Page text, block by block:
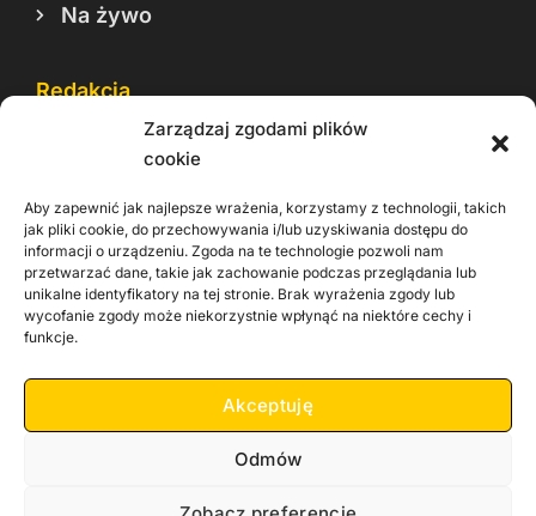
Zarządzaj zgodami plików
cookie
Aby zapewnić jak najlepsze wrażenia, korzystamy z technologii, takich
jak pliki cookie, do przechowywania i/lub uzyskiwania dostępu do
informacji o urządzeniu. Zgoda na te technologie pozwoli nam
przetwarzać dane, takie jak zachowanie podczas przeglądania lub
unikalne identyfikatory na tej stronie. Brak wyrażenia zgody lub
wycofanie zgody może niekorzystnie wpłynąć na niektóre cechy i
funkcje.
Akceptuję
Odmów
Na żywo
Redakcja
Reklama
Rodo
Kontakt
Informacje dla